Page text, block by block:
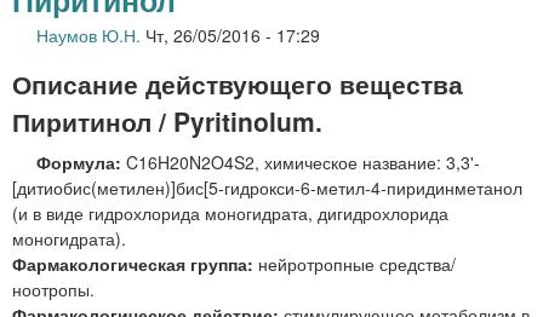
з
й
и
н
у
т
р
и
И
З
Н
И
Н
т
а
б
л
Наумов Ю.Н. Чт, 26/05/2016 - 17:29
Описание действующего вещества
Пиритинол / Pyritinolum.
Формула: C16H20N2O4S2, химическое название: 3,3'-
[дитиобис(метилен)]бис[5-гидрокси-6-метил-4-пиридинметанол
(и в виде гидрохлорида моногидрата, дигидрохлорида
моногидрата).
Фармакологическая группа: нейротропные средства/
ноотропы.